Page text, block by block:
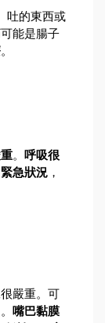
吐的東西或
可能是腸子
。
。 呼吸很
緊急狀況 ，
很嚴重。可
嘴巴黏膜